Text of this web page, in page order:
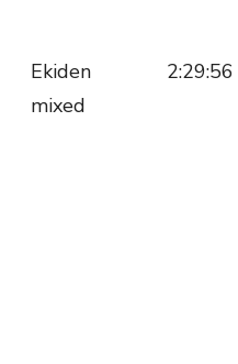
Ekiden
mixed
2:29:56